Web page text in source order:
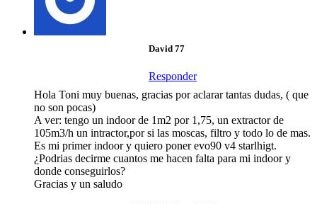
David 77
Responder
Hola Toni muy buenas, gracias por aclarar tantas dudas, ( que
no son pocas)
A ver: tengo un indoor de 1m2 por 1,75, un extractor de
105m3/h un intractor,por si las moscas, filtro y todo lo de mas.
Es mi primer indoor y quiero poner evo90 v4 starlhigt.
¿Podrias decirme cuantos me hacen falta para mi indoor y
donde conseguirlos?
Gracias y un saludo